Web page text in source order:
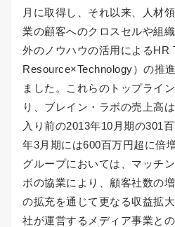
月に取得し、それ以来、人材
業の顧客へのクロスセルや組
外のノウハウの活用によるHR
Resource×Technology）の推
ました。これらのトップライ
り、ブレイン・ラボの売上高
入り前の2013年10月期の301
年3月期には600百万円超に倍
グループにおいては、マッチ
ボの協業により、顧客社数の
の拡充を通じて更なる収益拡
社が運営するメディア事業と